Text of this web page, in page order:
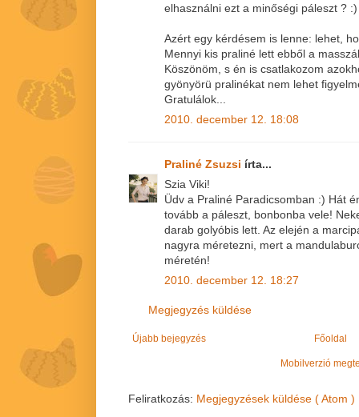
elhasználni ezt a minőségi páleszt ? :)
Azért egy kérdésem is lenne: lehet,
Mennyi kis praliné lett ebből a
Köszönöm, s én is csatlakozom
gyönyörü pralinékat nem lehet
Gratulálok...
2010. december 12. 18:08
Praliné Zsuzsi írta...
Szia Viki!
Üdv a Praliné Paradicsomban :) Hát
tovább a páleszt, bonbonba vele!
darab golyóbis lett. Az elején a
nagyra méretezni, mert a
méretén!
2010. december 12. 18:27
Megjegyzés küldése
Újabb bejegyzés Főoldal
Mobilverzió
Feliratkozás: Megjegyzések küldése ( Atom )